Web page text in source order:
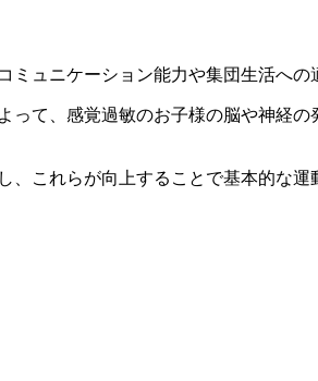
ュニケーション能力や集団生活への
て、感覚過敏のお子様の脳や神経
これらが向上することで基本的な運